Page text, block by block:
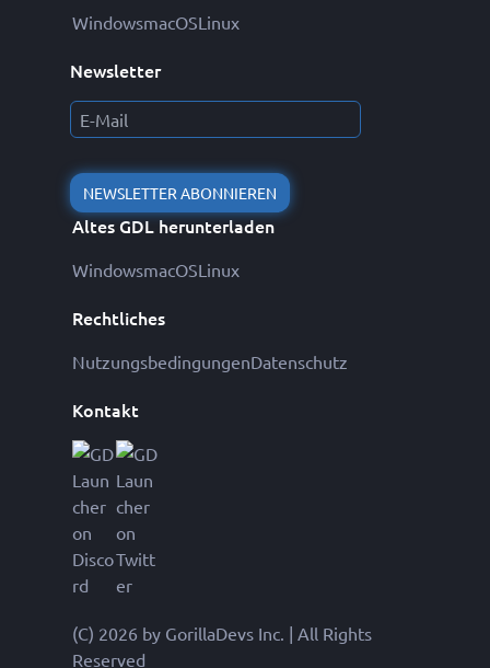
WindowsmacOSLinux
Newsletter
NEWSLETTER ABONNIEREN
Altes GDL herunterladen
WindowsmacOSLinux
Rechtliches
NutzungsbedingungenDatenschutz
Kontakt
(C) 2026 by GorillaDevs Inc. | All Rights
Reserved